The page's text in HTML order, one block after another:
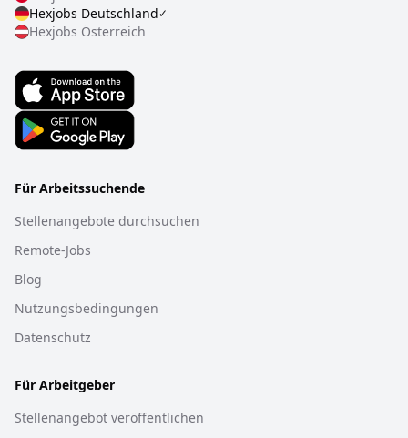
Hexjobs Deutschland✓
Hexjobs Österreich
Für Arbeitssuchende
Stellenangebote durchsuchen
Remote-Jobs
Blog
Nutzungsbedingungen
Datenschutz
Für Arbeitgeber
Stellenangebot veröffentlichen